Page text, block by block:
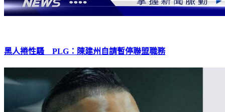
黑人捲性騷 PLG：陳建州自請暫停聯盟職務